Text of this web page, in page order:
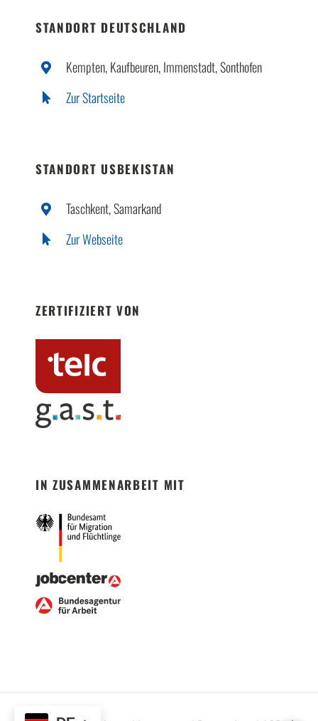
STANDORT DEUTSCHLAND
Kempten, Kaufbeuren, Immenstadt, Sonthofen
Zur Startseite
STANDORT USBEKISTAN
Taschkent, Samarkand
Zur Webseite
ZERTIFIZIERT VON
IN ZUSAMMENARBEIT MIT